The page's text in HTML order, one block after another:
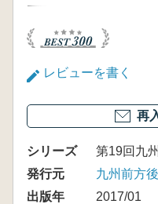
レビューを書く
再
シリーズ
第19回九
発行元
九州前方
出版年
2017/01